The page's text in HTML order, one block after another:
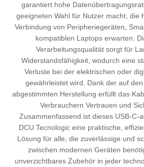
garantiert hohe
geeigneten Wahl für Nutzer macht, die
Verbindung von Peripheriegeräten,
kompatiblen Laptops erwarten.
Verarbeitungsqualität sorgt für
Widerstandsfähigkeit, wodurch eine
Verluste bei der elektrischen oder
gewährleistet wird. Dank der auf
abgestimmten Herstellung erfüllt das
Verbrauchern Vertrauen und
Zusammenfassend ist dieses USB-C-
DCU Tecnologic eine praktische,
Lösung für alle, die zuverlässige und
zwischen modernen Geräten
unverzichtbares Zubehör in jeder